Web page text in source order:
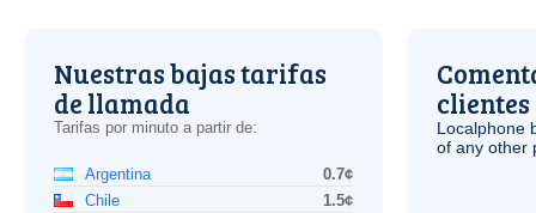
Nuestras bajas tarifas
de llamada
Tarifas por minuto a partir de:
Argentina
0.7¢
Chile
1.5¢
clientes
Localphone
of any other